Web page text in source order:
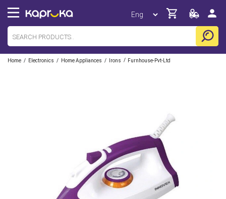
Home / Electronics / Home Appliances / Irons / Furnhouse-Pvt-Ltd